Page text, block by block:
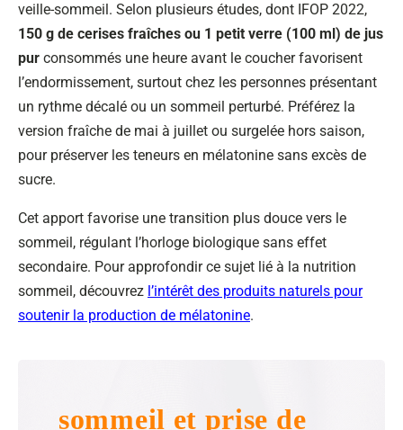
veille-sommeil. Selon plusieurs études, dont IFOP 2022,
150 g de cerises fraîches ou 1 petit verre (100 ml) de jus
pur consommés une heure avant le coucher favorisent
l’endormissement, surtout chez les personnes présentant
un rythme décalé ou un sommeil perturbé. Préférez la
version fraîche de mai à juillet ou surgelée hors saison,
pour préserver les teneurs en mélatonine sans excès de
sucre.
Cet apport favorise une transition plus douce vers le
sommeil, régulant l’horloge biologique sans effet
secondaire. Pour approfondir ce sujet lié à la nutrition
sommeil, découvrez l’intérêt des produits naturels pour
soutenir la production de mélatonine.
sommeil et prise de